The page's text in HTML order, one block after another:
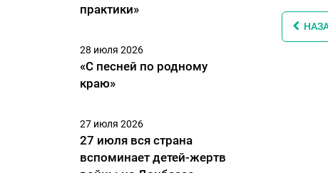
практики»
28 июля 2026
«С песней по родному
краю»
27 июля 2026
27 июля вся страна
вспоминает детей-жертв